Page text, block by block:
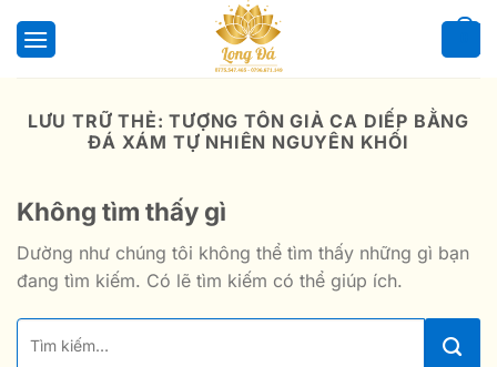
qua
LƯU TRỮ THẺ:TƯỢNG TÔN GIẢ CA DIẾP BẰNG
ĐÁ XÁM TỰ NHIÊN NGUYÊN KHỐI
Không tìm thấy gì
Dường như chúng tôi không thể tìm thấy những gì bạn
đang tìm kiếm. Có lẽ tìm kiếm có thể giúp ích.